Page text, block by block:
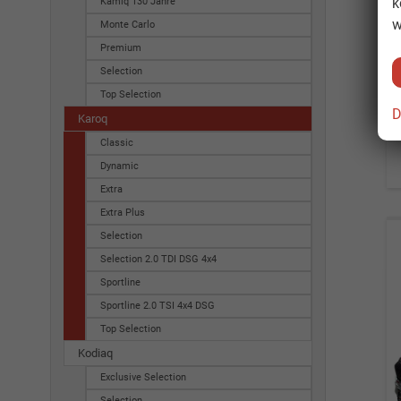
Monte Carlo
Premium
Selection
Top Selection
Karoq
Classic
Dynamic
Extra
Extra Plus
Selection
Selection 2.0 TDI DSG 4x4
Sportline
Sportline 2.0 TSI 4x4 DSG
Top Selection
Kodiaq
Exclusive Selection